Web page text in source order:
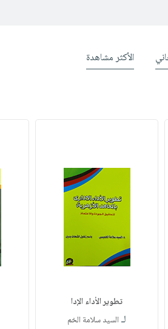
الأكثر مشاهدة
تطوير الأداء الإدا
لـ السيد سلامة الخم